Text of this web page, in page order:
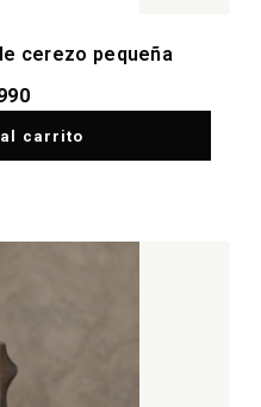
cerezo pequeña
carrito